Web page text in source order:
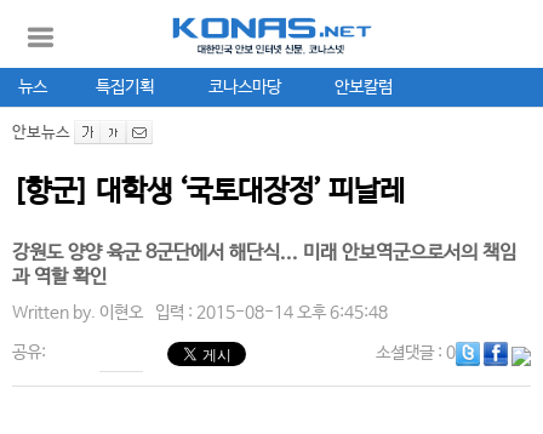
뉴스 특집기획 코나스마당 안보칼럼
안보뉴스
[향군] 대학생 ‘국토대장정’ 피날레
강원도 양양 육군 8군단에서 해단식... 미래 안보역군으로서의 책임
과 역할 확인
Written by. 이현오 입력 : 2015-08-14 오후 6:45:48
공유: 소셜댓글: 0